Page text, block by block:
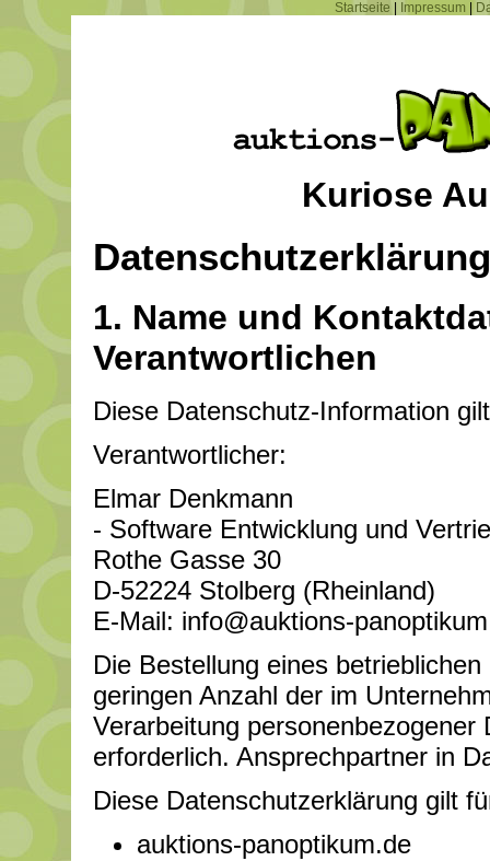
Startseite Impressum
Kuriose
Datenschutzerklärung
1. Name und
Verantwortlichen
Diese Datenschutz-Information
Verantwortlicher:
Elmar Denkmann
- Software Entwicklung und
Rothe Gasse 30
D-52224 Stolberg (Rheinland)
E-Mail: info@auktions-
Die Bestellung eines
geringen Anzahl der im
Verarbeitung
erforderlich. Ansprechpartner in
Diese Datenschutzerklärung gilt
auktions-panoptikum.de